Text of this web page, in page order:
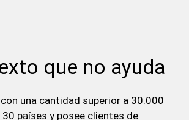
que no ayuda
una cantidad superior a 30.000
países y posee clientes de